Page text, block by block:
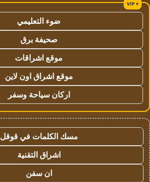
ضوء التعليمي
صحيفة برق
موقع اشراقات
موقع اشراق اون لاين
اركان سياحة وسفر
مسك الكلمات في قوقل
اشراق التقنية
ان سفن